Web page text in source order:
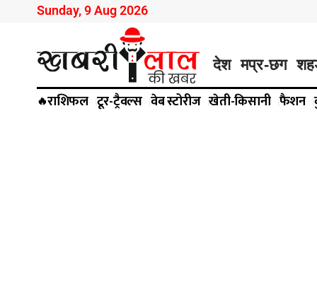
Sunday, 9 Aug 2026
देश मप्र-छग
🔥राशिफल टूर-ट्रैवल्स वेब स्टोरीज खेती-किसानी फैशन